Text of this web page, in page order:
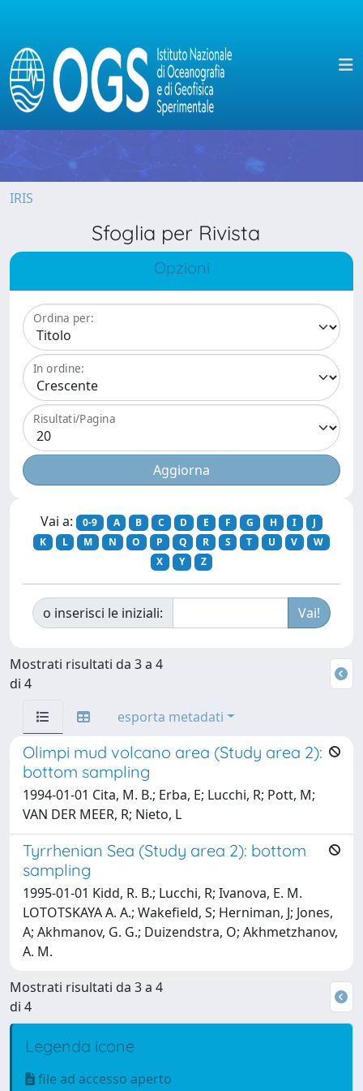
IRIS
Sfoglia per Rivista
Opzioni
Ordina per:
In ordine:
Risultati/Pagina
Vai a: 0-9 A B C D E F G H I
J
K
L M N O P Q R S T U V
W
X
Y Z
o inserisci le iniziali:
Mostrati risultati da 3 a 4
di 4
esporta metadati
Olimpi mud volcano area (Study area 2):
bottom sampling
1994-01-01 Cita, M. B.; Erba, E; Lucchi, R; Pott, M;
VAN DER MEER, R; Nieto, L
Tyrrhenian Sea (Study area 2): bottom
sampling
1995-01-01 Kidd, R. B.; Lucchi, R; Ivanova, E. M.
LOTOTSKAYA A. A.; Wakefield, S; Herniman, J; Jones,
A; Akhmanov, G. G.; Duizendstra, O; Akhmetzhanov,
A. M.
Mostrati risultati da 3 a 4
di 4
Legenda icone
file ad accesso aperto